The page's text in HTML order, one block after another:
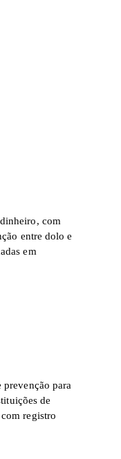
com
entre dolo e
em
prevenção para
de
registro